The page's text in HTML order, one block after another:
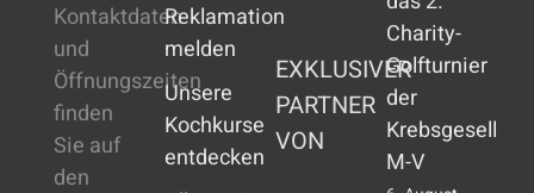
Kontaktdaten
und
Öffnungszeiten
finden
Sie auf
den
Reklamation
melden
Unsere
Kochkurse
entdecken
EXKLUSIVER
PARTNER
VON
Charity-
Golfturnier
der
M-V